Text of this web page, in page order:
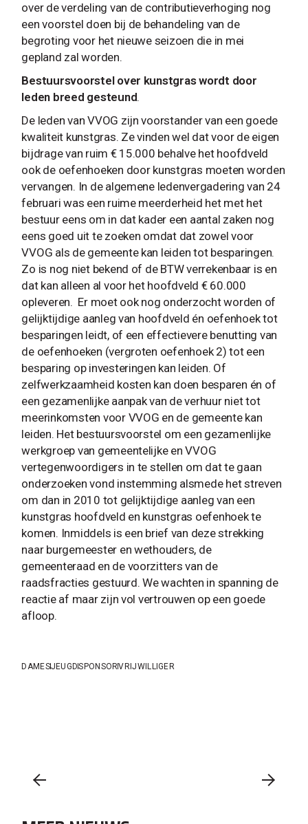
over de verdeling van de contributieverhoging nog
een voorstel doen bij de behandeling van de
begroting voor het nieuwe seizoen die in mei
gepland zal worden.
Bestuursvoorstel over kunstgras wordt door
leden breed gesteund.
De leden van VVOG zijn voorstander van een goede
kwaliteit kunstgras. Ze vinden wel dat voor de eigen
bijdrage van ruim € 15.000 behalve het hoofdveld
ook de oefenhoeken door kunstgras moeten worden
vervangen. In de algemene ledenvergadering van 24
februari was een ruime meerderheid het met het
bestuur eens om in dat kader een aantal zaken nog
eens goed uit te zoeken omdat dat zowel voor
VVOG als de gemeente kan leiden tot besparingen.
Zo is nog niet bekend of de BTW verrekenbaar is en
dat kan alleen al voor het hoofdveld € 60.000
opleveren. Er moet ook nog onderzocht worden of
gelijktijdige aanleg van hoofdveld én oefenhoek tot
besparingen leidt, of een effectievere benutting van
de oefenhoeken (vergroten oefenhoek 2) tot een
besparing op investeringen kan leiden. Of
zelfwerkzaamheid kosten kan doen besparen én of
een gezamenlijke aanpak van de verhuur niet tot
meerinkomsten voor VVOG en de gemeente kan
leiden. Het bestuursvoorstel om een gezamenlijke
werkgroep van gemeentelijke en VVOG
vertegenwoordigers in te stellen om dat te gaan
onderzoeken vond instemming alsmede het streven
om dan in 2010 tot gelijktijdige aanleg van een
kunstgras hoofdveld en kunstgras oefenhoek te
komen. Inmiddels is een brief van deze strekking
naar burgemeester en wethouders, de
gemeenteraad en de voorzitters van de
raadsfracties gestuurd. We wachten in spanning de
reactie af maar zijn vol vertrouwen op een goede
afloop.
DAMESJEUGDSPONSORVRIJWILLIGER